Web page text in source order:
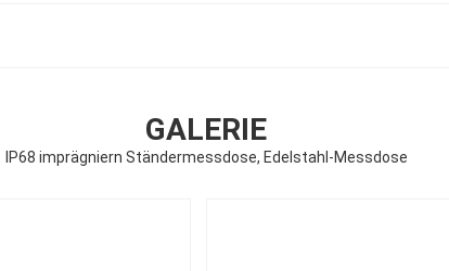
GALERIE
IP68 imprägniern Ständermessdose, Edelstahl-Messdose